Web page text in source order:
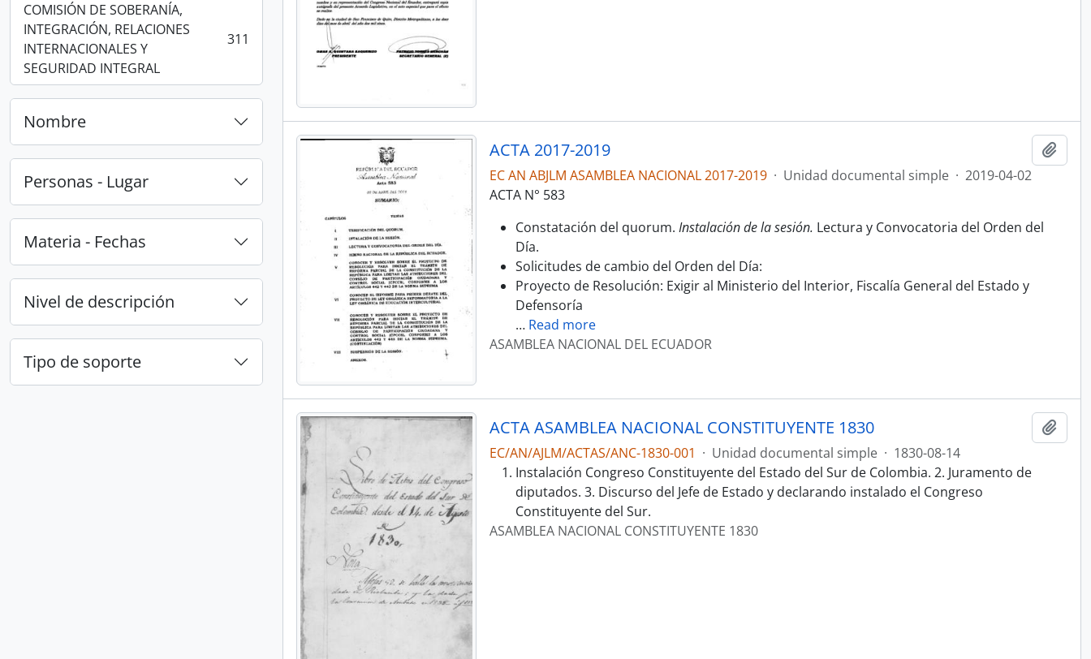
COMISIÓN DE SOBERANÍA,
INTEGRACIÓN, RELACIONES
INTERNACIONALES Y
SEGURIDAD INTEGRAL
, 311 resultados 311
Nombre
Personas - Lugar
Materia - Fechas
Nivel de descripción
Tipo de soporte
ACTA 2017-2019
EC AN ABJLM ASAMBLEA NACIONAL 2017-2019 · Unidad documental simple · 2019-04-02
ACTA N° 583
Constatación del quorum. Instalación de la sesión. Lectura y Convocatoria del Orden del
Día.
Solicitudes de cambio del Orden del Día:
Proyecto de Resolución: Exigir al Ministerio del Interior, Fiscalía General del Estado y
Defensoría
… Read more
ASAMBLEA NACIONAL DEL ECUADOR
ACTA ASAMBLEA NACIONAL CONSTITUYENTE 1830
EC/AN/AJLM/ACTAS/ANC-1830-001 · Unidad documental simple · 1830-08-14
Instalación Congreso Constituyente del Estado del Sur de Colombia. 2. Juramento de
diputados. 3. Discurso del Jefe de Estado y declarando instalado el Congreso
Constituyente del Sur.
ASAMBLEA NACIONAL CONSTITUYENTE 1830